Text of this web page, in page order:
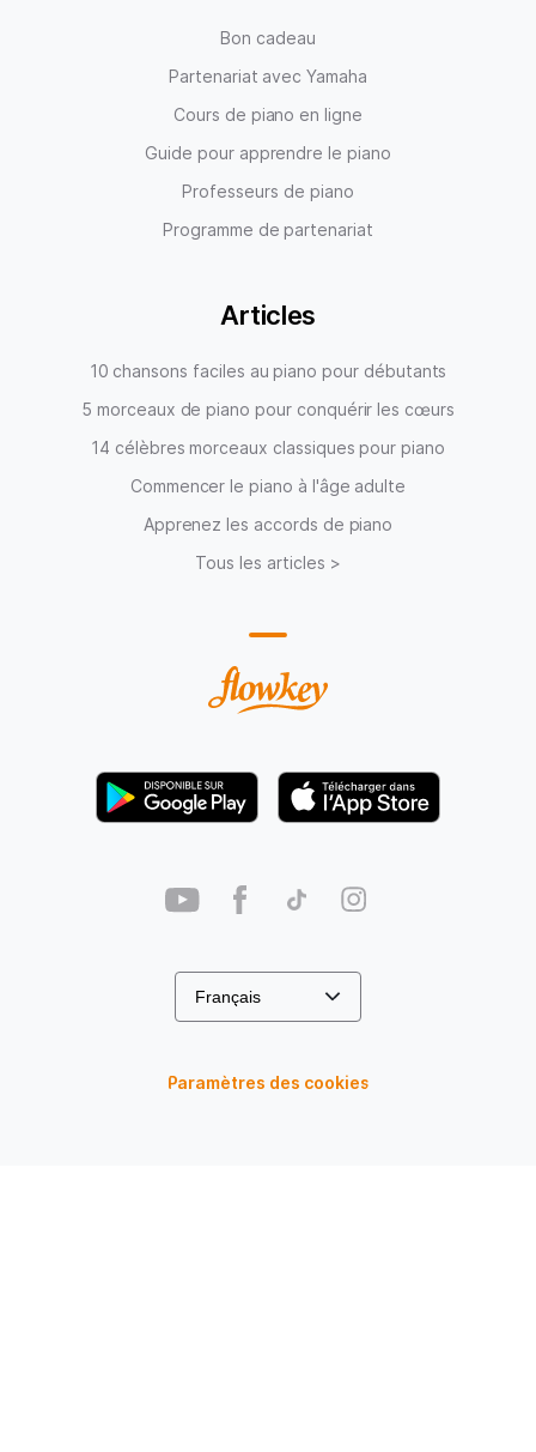
Paramètres des cookies
Bon cadeau
Partenariat avec Yamaha
Cours de piano en ligne
Guide pour apprendre le piano
Professeurs de piano
Programme de partenariat
Articles
10 chansons faciles au piano pour débutants
5 morceaux de piano pour conquérir les cœurs
14 célèbres morceaux classiques pour piano
Commencer le piano à l'âge adulte
Apprenez les accords de piano
Tous les articles >